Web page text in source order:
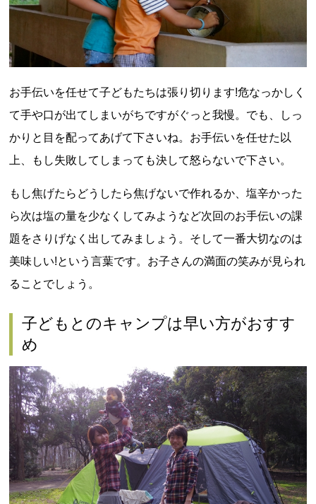
お手伝いを任せて子どもたちは張り切ります!危なっかしく
て手や口が出てしまいがちですがぐっと我慢。でも、しっ
かりと目を配ってあげて下さいね。お手伝いを任せた以
上、もし失敗してしまっても決して怒らないで下さい。
もし焦げたらどうしたら焦げないで作れるか、塩辛かった
ら次は塩の量を少なくしてみようなど次回のお手伝いの課
題をさりげなく出してみましょう。そして一番大切なのは
美味しい!という言葉です。お子さんの満面の笑みが見られ
ることでしょう。
子どもとのキャンプは早い方がおすす
め